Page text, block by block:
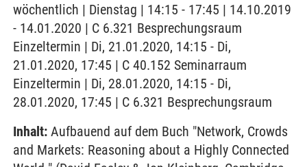
wöchentlich | Dienstag | 14:15 - 17:45 | 14.10.2019
- 14.01.2020 | C 6.321 Besprechungsraum
Einzeltermin | Di, 21.01.2020, 14:15 - Di,
21.01.2020, 17:45 | C 40.152 Seminarraum
Einzeltermin | Di, 28.01.2020, 14:15 - Di,
28.01.2020, 17:45 | C 6.321 Besprechungsraum
Inhalt: Aufbauend auf dem Buch "Network, Crowds
and Markets: Reasoning about a Highly Connected